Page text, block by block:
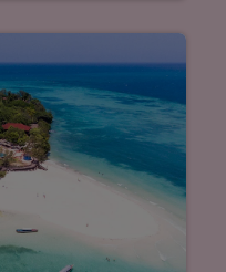
till växter och
stigarna utan en